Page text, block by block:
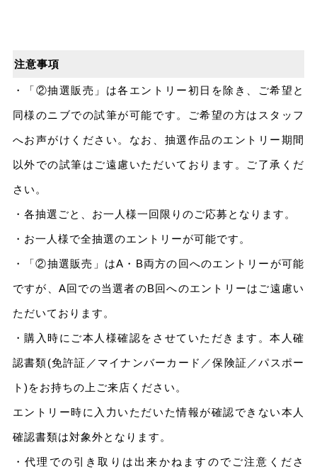
注意事項
・「②抽選販売」は各エントリー初日を除き、ご希望と
同様のニブでの試筆が可能です。ご希望の方はスタッフ
へお声がけください。なお、抽選作品のエントリー期間
以外での試筆はご遠慮いただいております。ご了承くだ
さい。
・各抽選ごと、お一人様一回限りのご応募となります。
・お一人様で全抽選のエントリーが可能です。
・「②抽選販売」はA・B両方の回へのエントリーが可能
ですが、A回での当選者のB回へのエントリーはご遠慮い
ただいております。
・購入時にご本人様確認をさせていただきます。本人確
認書類(免許証／マイナンバーカード／保険証／パスポー
ト)をお持ちの上ご来店ください。
エントリー時に入力いただいた情報が確認できない本人
確認書類は対象外となります。
・代理での引き取りは出来かねますのでご注意くださ